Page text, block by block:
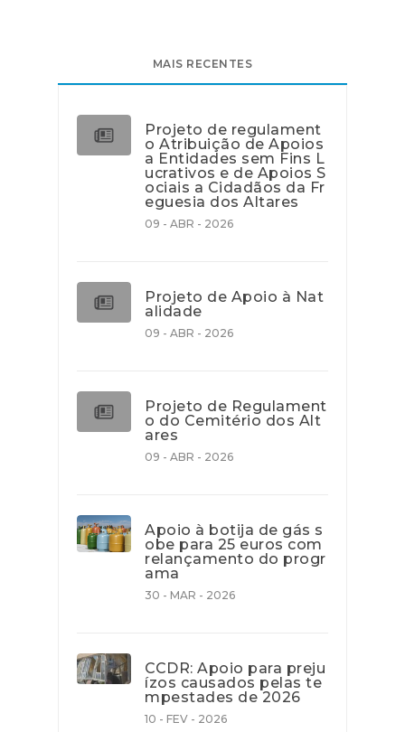
MAIS RECENTES
Projeto de regulament
o Atribuição de Apoios
a Entidades sem Fins L
ucrativos e de Apoios S
ociais a Cidadãos da Fr
eguesia dos Altares
09 - ABR - 2026
Projeto de Apoio à Nat
alidade
09 - ABR - 2026
Projeto de Regulament
o do Cemitério dos Alt
ares
09 - ABR - 2026
Apoio à botija de gás s
obe para 25 euros com
relançamento do progr
ama
30 - MAR - 2026
CCDR: Apoio para preju
ízos causados pelas te
mpestades de 2026
10 - FEV - 2026